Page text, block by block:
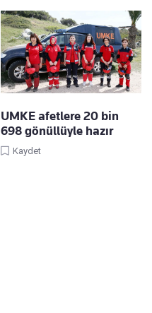
UMKE afetlere 20 bin
698 gönüllüyle hazır
Kaydet